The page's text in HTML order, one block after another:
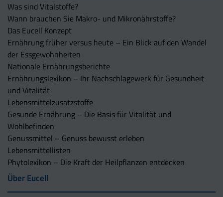
Was sind Vitalstoffe?
Wann brauchen Sie Makro- und Mikronährstoffe?
Das Eucell Konzept
Ernährung früher versus heute – Ein Blick auf den Wandel
der Essgewohnheiten
Nationale Ernährungsberichte
Ernährungslexikon – Ihr Nachschlagewerk für Gesundheit
und Vitalität
Lebensmittelzusatzstoffe
Gesunde Ernährung – Die Basis für Vitalität und
Wohlbefinden
Genussmittel – Genuss bewusst erleben
Lebensmittellisten
Phytolexikon – Die Kraft der Heilpflanzen entdecken
Über Eucell